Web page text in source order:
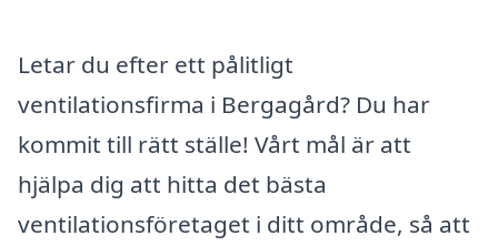
Letar du efter ett pålitligt
ventilationsfirma i Bergagård? Du har
kommit till rätt ställe! Vårt mål är att
hjälpa dig att hitta det bästa
ventilationsföretaget i ditt område, så att